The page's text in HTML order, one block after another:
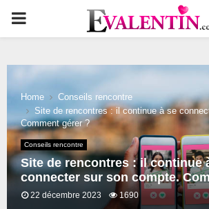
PRIMARY
Home
Conseils rencontre
Site de rencontres : il continue à se
Comment gérer ?
Conseils rencontre
Site de rencontres : il continue
connecter sur son compte.
22 décembre 2023 1690